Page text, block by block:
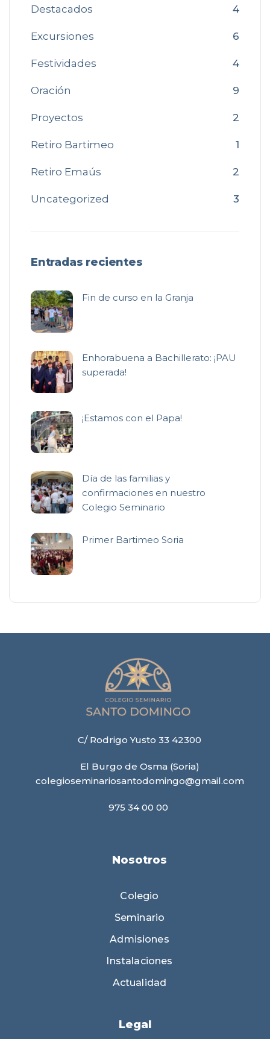
Destacados 4
Excursiones 6
Festividades 4
Oración 9
Proyectos 2
Retiro Bartimeo 1
Retiro Emaús 2
Uncategorized 3
Entradas recientes
Fin de curso en la Granja
Enhorabuena a Bachillerato: ¡PAU
superada!
¡Estamos con el Papa!
Día de las familias y
confirmaciones en nuestro
Colegio Seminario
Primer Bartimeo Soria
C/ Rodrigo Yusto 33 42300
El Burgo de Osma (Soria)
colegioseminariosantodomingo@gmail.com
975 34 00 00
Nosotros
Colegio
Seminario
Admisiones
Instalaciones
Actualidad
Legal